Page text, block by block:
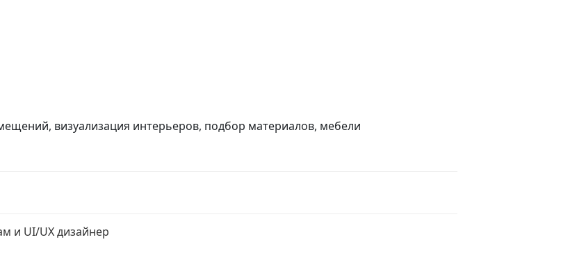
визуализация интерьеров, подбор материалов, мебели
и UI/UX дизайнер